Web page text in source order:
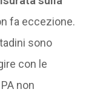
fa eccezione.
sono
con le
non